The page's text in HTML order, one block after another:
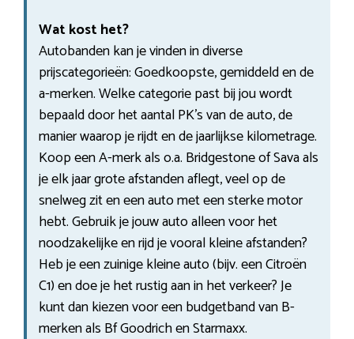
Wat kost het?
Autobanden kan je vinden in diverse
prijscategorieën: Goedkoopste, gemiddeld en de
a-merken. Welke categorie past bij jou wordt
bepaald door het aantal PK’s van de auto, de
manier waarop je rijdt en de jaarlijkse kilometrage.
Koop een A-merk als o.a. Bridgestone of Sava als
je elk jaar grote afstanden aflegt, veel op de
snelweg zit en een auto met een sterke motor
hebt. Gebruik je jouw auto alleen voor het
noodzakelijke en rijd je vooral kleine afstanden?
Heb je een zuinige kleine auto (bijv. een Citroën
C1) en doe je het rustig aan in het verkeer? Je
kunt dan kiezen voor een budgetband van B-
merken als Bf Goodrich en Starmaxx.